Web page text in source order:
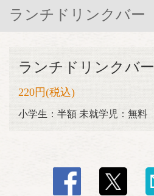
ランチドリンクバー
ランチドリンクバー
220円(税込)
小学生：半額 未就学児：無料